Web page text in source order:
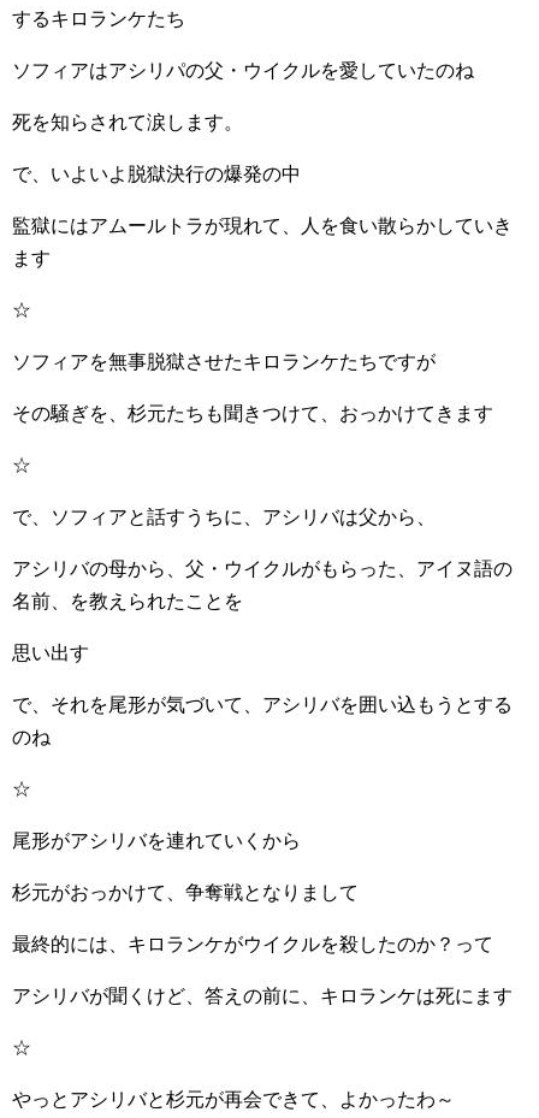
するキロランケたち
ソフィアはアシリパの父・ウイクルを愛していたのね
死を知らされて涙します。
で、いよいよ脱獄決行の爆発の中
監獄にはアムールトラが現れて、人を食い散らかしていき
ます
☆
ソフィアを無事脱獄させたキロランケたちですが
その騒ぎを、杉元たちも聞きつけて、おっかけてきます
☆
で、ソフィアと話すうちに、アシリバは父から、
アシリバの母から、父・ウイクルがもらった、アイヌ語の
名前、を教えられたことを
思い出す
で、それを尾形が気づいて、アシリバを囲い込もうとする
のね
☆
尾形がアシリバを連れていくから
杉元がおっかけて、争奪戦となりまして
最終的には、キロランケがウイクルを殺したのか？って
アシリバが聞くけど、答えの前に、キロランケは死にます
☆
やっとアシリバと杉元が再会できて、よかったわ～